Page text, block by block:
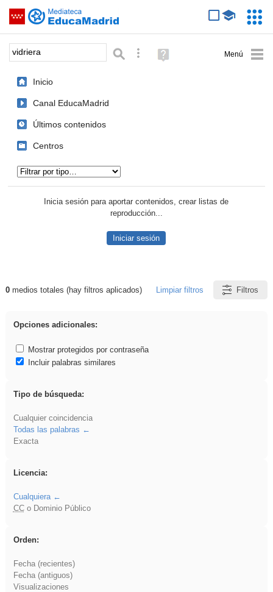
Saltar navegación
Palabra o frase: Búsqueda avanzada
Ayuda
(en
Inicio
Canal EducaMadrid
Últimos contenidos
Centros
Inicia sesión para aportar contenidos, crear listas de
reproducción...
Iniciar sesión
Resultados de: vidriera
0medios totales (hay filtros aplicados) Limpiar filtros Filtros
Opciones adicionales:
Mostrar protegidos por contraseña
Incluir palabras similares
Tipo de búsqueda:
Cualquier coincidencia
Todas las palabras
Exacta
Licencia:
Cualquiera
CCo Dominio Público
Orden:
Fecha (recientes)
Fecha (antiguos)
Visualizaciones